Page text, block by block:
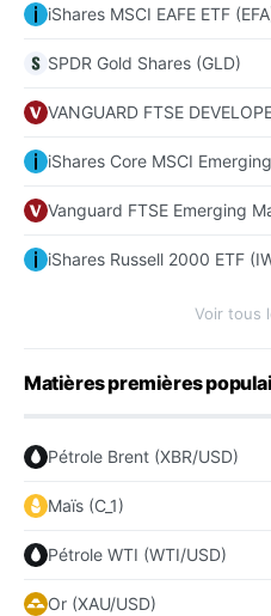
iShares MSCI EAFE ETF
SPDR Gold Shares (GLD)
VANGUARD FTSE
iShares Core MSCI
Vanguard FTSE Emerging
iShares Russell 2000 ETF
Voir tous
Matières premières
Pétrole Brent (XBR/USD)
Maïs (C_1)
Pétrole WTI (WTI/USD)
Or (XAU/USD)